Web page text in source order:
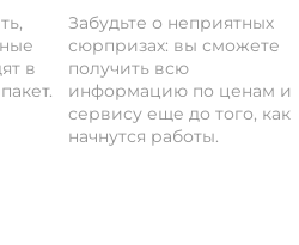
в
Забудьте о неприятных
сюрпризах: вы сможете
получить всю
информацию по ценам и
сервису еще до того, как
начнутся работы.